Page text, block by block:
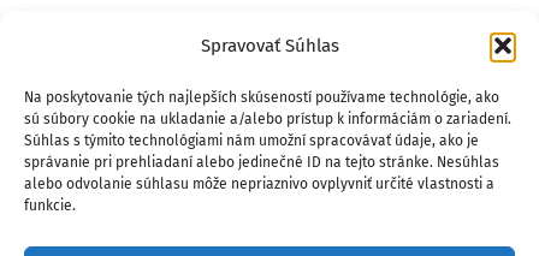
Spravovať Súhlas
Na poskytovanie tých najlepších skúseností používame technológie, ako
sú súbory cookie na ukladanie a/alebo prístup k informáciám o zariadení.
Súhlas s týmito technológiami nám umožní spracovávať údaje, ako je
správanie pri prehliadaní alebo jedinečné ID na tejto stránke. Nesúhlas
alebo odvolanie súhlasu môže nepriaznivo ovplyvniť určité vlastnosti a
funkcie.